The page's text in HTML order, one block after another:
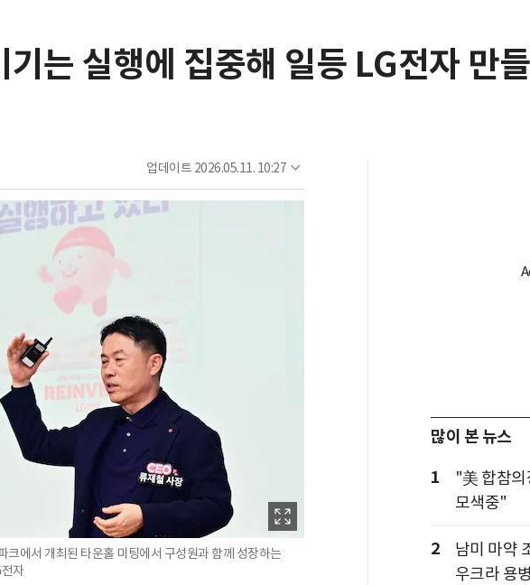
는 실행에 집중해 일등 LG전자 만
업데이트 2026.05.11. 10:27
에서 개최된 타운홀 미팅에서 구성원과 함께 성장하는
자
많이 본 뉴스
1
"美 합참
모색중"
2
남미 마약
우크라 용